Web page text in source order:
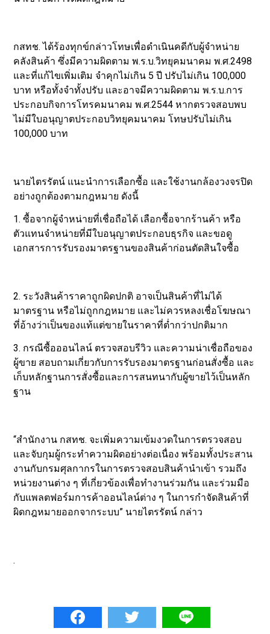
กสทช. ได้ร้องทุกข์กล่าวโทษเพื่อดำเนินคดีกับผู้จำหน่าย
คลังสินค้า ซึ่งมีความผิดตาม พ.ร.บ.วิทยุคมนาคม พ.ศ.2498
และที่แก้ไขเพิ่มเติม จำคุกไม่เกิน 5 ปี ปรับไม่เกิน 100,000
บาท หรือทั้งจำทั้งปรับ และอาจมีความผิดตาม พ.ร.บ.การ
ประกอบกิจการโทรคมนาคม พ.ศ.2544 หากตรวจสอบพบ
ไม่มีใบอนุญาตประกอบวิทยุคมนาคม โทษปรับไม่เกิน
100,000 บาท
นายไตรรัตน์ แนะนำการเลือกซื้อ และใช้งานกล้องวงจรปิด
อย่างถูกต้องตามกฎหมาย ดังนี้
1. ซื้อจากผู้จำหน่ายที่เชื่อถือได้ เลือกซื้อจากร้านค้า หรือ
ตัวแทนจำหน่ายที่มีใบอนุญาตประกอบธุรกิจ และขอดู
เอกสารการรับรองมาตรฐานของสินค้าก่อนตัดสินใจซื้อ
2. ระวังสินค้าราคาถูกผิดปกติ อาจเป็นสินค้าที่ไม่ได้
มาตรฐาน หรือไม่ถูกกฎหมาย และไม่ควรหลงเชื่อโฆษณา
ที่อ้างว่าเป็นของแท้แต่ขายในราคาที่ต่ำกว่าปกติมาก
3. กรณีซื้อออนไลน์ ตรวจสอบรีวิว และความน่าเชื่อถือของ
ผู้ขาย สอบถามเกี่ยวกับการรับรองมาตรฐานก่อนสั่งซื้อ และ
เก็บหลักฐานการสั่งซื้อและการสนทนากับผู้ขายไว้เป็นหลัก
ฐาน
“สำนักงาน กสทช. จะเพิ่มความเข้มงวดในการตรวจสอบ
และจับกุมผู้กระทำความผิดอย่างต่อเนื่อง พร้อมทั้งประสาน
งานกับกรมศุลกากรในการตรวจสอบสินค้านำเข้า รวมถึง
หน่วยงานต่าง ๆ ที่เกี่ยวข้องเพื่อทำงานร่วมกัน และร่วมมือ
กับแพลตฟอร์มการค้าออนไลน์ต่าง ๆ ในการกำจัดสินค้าที่
ผิดกฎหมายออกจากระบบ” นายไตรรัตน์ กล่าว
.